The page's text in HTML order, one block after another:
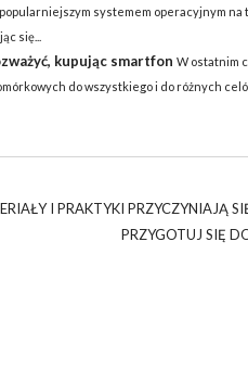
systemem operacyjnym
się...
kupując smartfon W ostatnim
do wszystkiego i do różnych
I PRAKTYKI PRZYCZYNIAJĄ
PRZYGOTUJ SIĘ